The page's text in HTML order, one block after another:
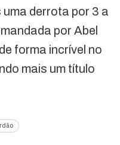
derrota por 3 a
por Abel
forma incrível no
mais um título